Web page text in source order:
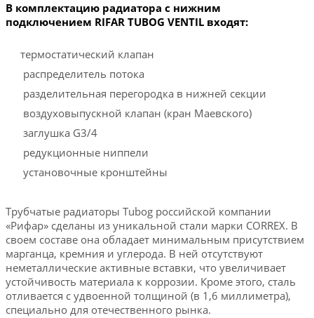
В комплектацию радиатора с нижним
подключением RIFAR TUBOG VENTIL входят:
термостатический клапан
распределитель потока
разделительная перегородка в нижней секции
воздуховыпускной клапан (кран Маевского)
заглушка G3/4
редукционные ниппели
установочные кронштейны
Трубчатые радиаторы Tubog российской компании
«Рифар» сделаны из уникальной стали марки CORREX. В
своем составе она обладает минимальным присутствием
марганца, кремния и углерода. В ней отсутствуют
неметаллические активные вставки, что увеличивает
устойчивость материала к коррозии. Кроме этого, сталь
отливается с удвоенной толщиной (в 1,6 миллиметра),
специально для отечественного рынка.